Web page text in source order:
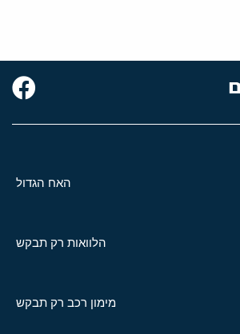
האח הגדול
הלוואות רק תבקש
מימון רכב רק תבקש